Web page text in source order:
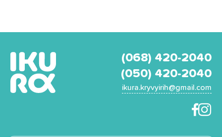
(068) 420-2040
(050) 420-2040
ikura.kryvyirih@gmail.com